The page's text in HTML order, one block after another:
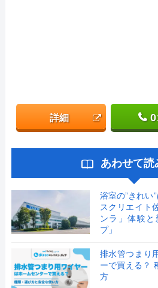
詳細
あわせて読
浴室の”きれい
スクリエイト
ンラ」体験
プ」
排水管つまり
ーで買える？
方